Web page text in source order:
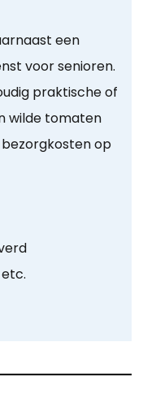
een
voor senioren.
praktische of
wilde tomaten
bezorgkosten op